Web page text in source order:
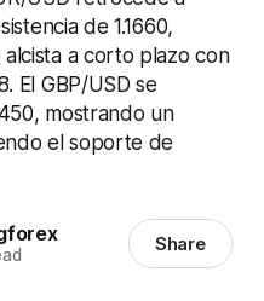
de 1.1660,
a corto plazo con
El GBP/USD se
mostrando un
el soporte de
Share